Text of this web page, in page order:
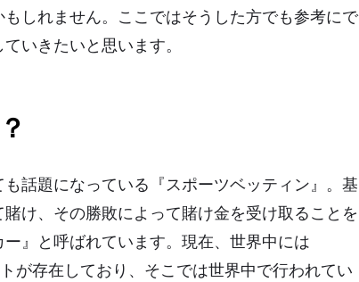
しれません。ここではそうした方でも参考にで
いきたいと思います。
話題になっている『スポーツベッティン』。基
け、その勝敗によって賭け金を受け取ることを
』と呼ばれています。現在、世界中には
が存在しており、そこでは世界中で行われてい